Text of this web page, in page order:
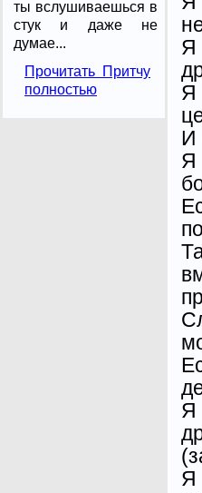
ты вслушиваешься в
стук и даже не
думае...
Прочитать Притчу
полностью
Я
Я
И
Я
Я
Я